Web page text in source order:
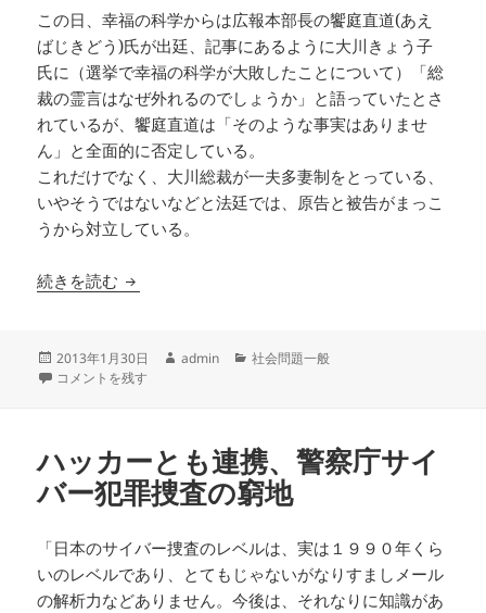
この日、幸福の科学からは広報本部長の饗庭直道(あえ
ばじきどう)氏が出廷、記事にあるように大川きょう子
氏に（選挙で幸福の科学が大敗したことについて）「総
裁の霊言はなぜ外れるのでしょうか」と語っていたとさ
れているが、饗庭直道は「そのような事実はありませ
ん」と全面的に否定している。
これだけでなく、大川総裁が一夫多妻制をとっている、
いやそうではないなどと法廷では、原告と被告がまっこ
うから対立している。
続きを読む 法廷ウォッチング [新潮社VS幸福の科学]編
投
稿
2013年1月30日
作
admin
カ
社会問題一般
法廷ウォッチング [新潮社VS幸福の科学]編 に
コメントを残す
ハッカーとも連携、警察庁サイ
バー犯罪捜査の窮地
「日本のサイバー捜査のレベルは、実は１９９０年くら
いのレベルであり、とてもじゃないがなりすましメール
の解析力などありません。今後は、それなりに知識があ